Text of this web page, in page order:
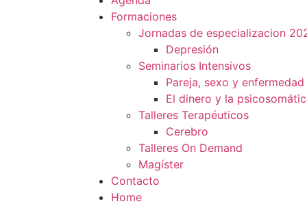
Formaciones
Jornadas de especializacion
Depresión
Seminarios Intensivos
Pareja, sexo y enfermedad
El dinero y la
Talleres Terapéuticos
Cerebro
Talleres On Demand
Magíster
Contacto
Home